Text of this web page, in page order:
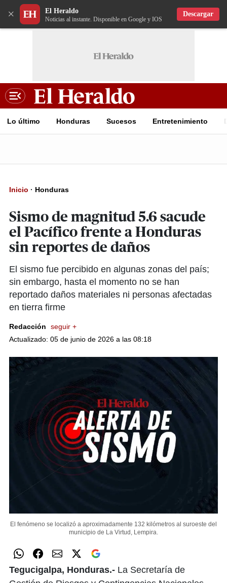
× El Heraldo
Noticias al instante. Disponible en Google y IOS
Descargar
Lo último Honduras Sucesos Entretenimiento
Inicio · Honduras
Sismo de magnitud 5.6 sacude
el Pacífico frente a Honduras
sin reportes de daños
El sismo fue percibido en algunas zonas del país;
sin embargo, hasta el momento no se han
reportado daños materiales ni personas afectadas
en tierra firme
Redacción
seguir +
Actualizado: 05 de junio de 2026 a las 08:18
El fenómeno se localizó a aproximadamente 132 kilómetros al suroeste del
municipio de La Virtud, Lempira.
Tegucigalpa, Honduras.- La Secretaría de